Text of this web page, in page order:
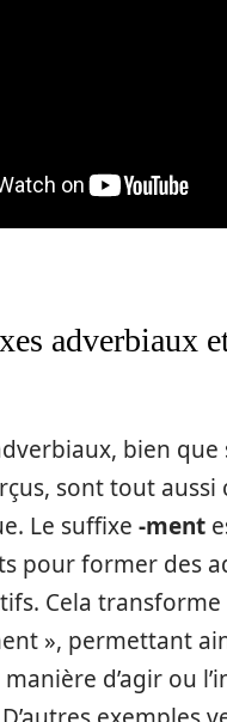
adverbiaux
bien
sont tout aussi
Le suffixe -ment
pour former des
Cela transforme
», permettant
d’agir ou